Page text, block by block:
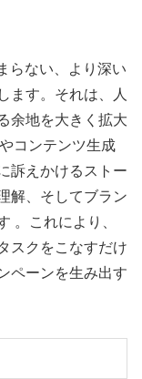
らない、より深い
ます。それは、人
余地を大きく拡大
コンテンツ生成
訴えかけるストー
解、そしてブラン
。これにより、
スクをこなすだけ
ペーンを生み出す